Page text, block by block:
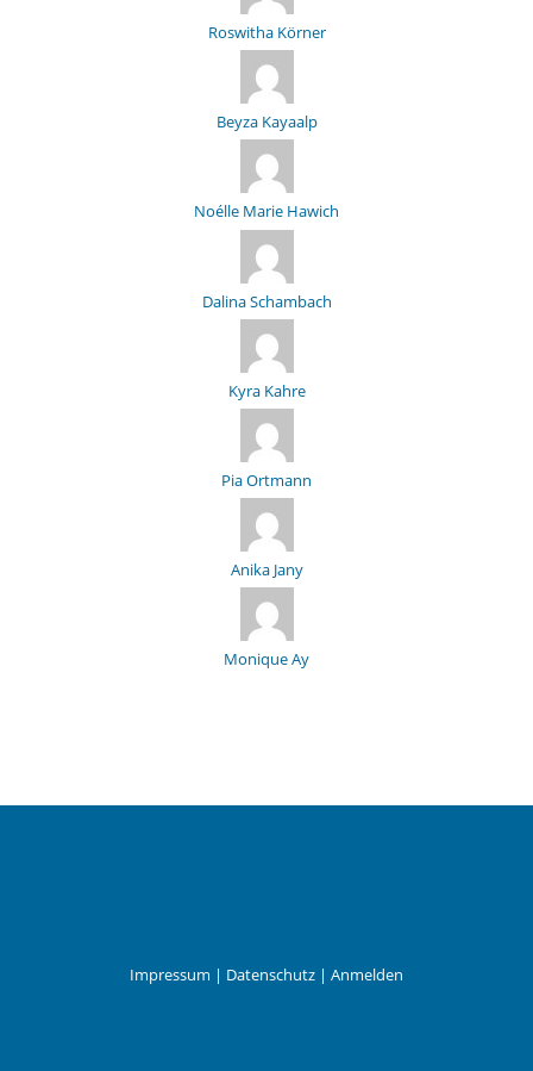
Roswitha Körner
Beyza Kayaalp
Noélle Marie Hawich
Dalina Schambach
Kyra Kahre
Pia Ortmann
Anika Jany
Monique Ay
Impressum | Datenschutz | Anmelden